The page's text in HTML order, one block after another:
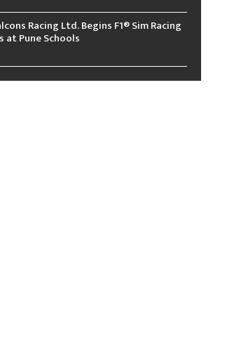
Racing Ltd. Begins F1® Sim Racing
at Pune Schools